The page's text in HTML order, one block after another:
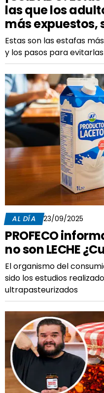
las que los
más expuestos,
Estas son las estafas
y los pasos para evitarlas
AL DÍA 23/09/2025
PROFECO
no son LECHE
El organismo del
sido los estudios
ultrapasteurizados